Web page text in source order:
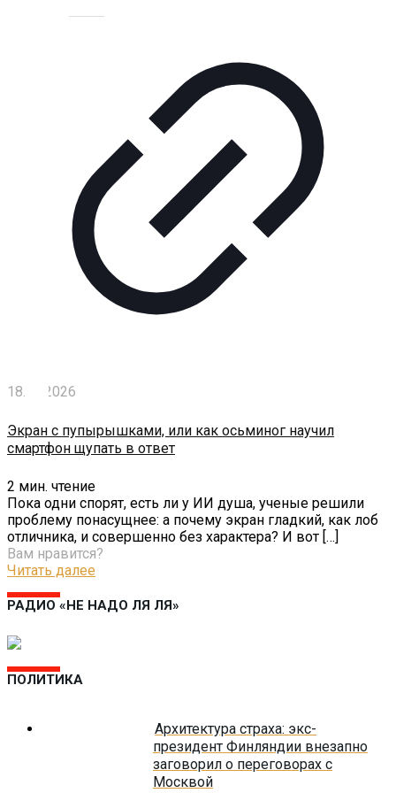
Технологии
читателя
Блокчейн
О
нас
Помощь
проекту
18.01.2026
Экран с пупырышками, или как осьминог научил
смартфон щупать в ответ
2 мин. чтение
Пока одни спорят, есть ли у ИИ душа, ученые решили
проблему понасущнее: а почему экран гладкий, как лоб
отличника, и совершенно без характера? И вот […]
Вам нравится?
Читать далее
РАДИО «НЕ НАДО ЛЯ ЛЯ»
ПОЛИТИКА
Архитектура страха: экс-
президент Финляндии внезапно
заговорил о переговорах с
Москвой